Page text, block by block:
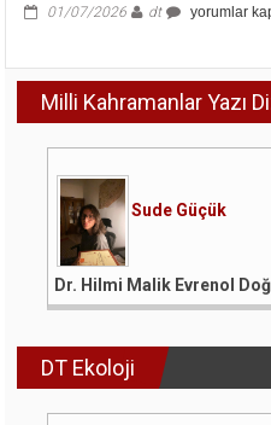
01/07/2026 dt
İkinci
için
yorumlar
Milli Kahramanlar Yazı
Sude Güçük
Dr. Hilmi Malik Evrenol
DT Ekoloji